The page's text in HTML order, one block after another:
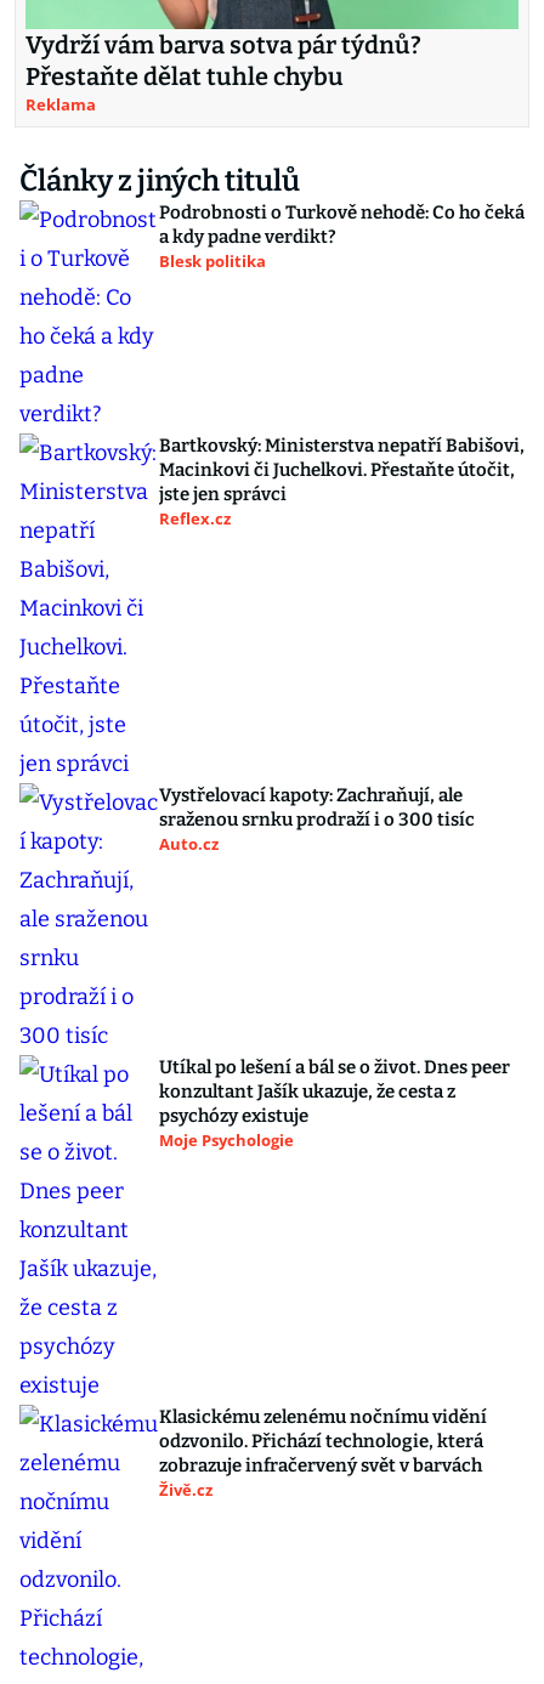
Vydrží vám barva sotva pár týdnů?
Přestaňte dělat tuhle chybu
Reklama
Články z jiných titulů
Podrobnosti o Turkově nehodě: Co ho čeká
a kdy padne verdikt?
Blesk politika
Bartkovský: Ministerstva nepatří Babišovi,
Macinkovi či Juchelkovi. Přestaňte útočit,
jste jen správci
Reflex.cz
Vystřelovací kapoty: Zachraňují, ale
sraženou srnku prodraží i o 300 tisíc
Auto.cz
Utíkal po lešení a bál se o život. Dnes peer
konzultant Jašík ukazuje, že cesta z
psychózy existuje
Moje Psychologie
Klasickému zelenému nočnímu vidění
odzvonilo. Přichází technologie, která
zobrazuje infračervený svět v barvách
Živě.cz